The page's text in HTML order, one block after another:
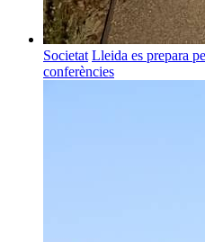
Societat Lleida es prepara
conferències